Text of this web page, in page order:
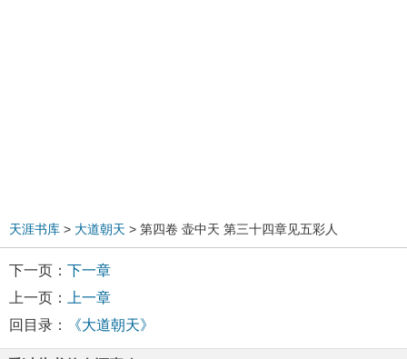
天涯书库 > 大道朝天 > 第四卷 壶中天 第三十四章见五彩人
下一页： 下一章
上一页：
上一章
回目录：
《大道朝天》